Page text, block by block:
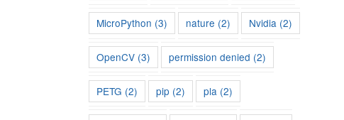
MicroPython (3) nature (2) Nvidia (2)
OpenCV (3) permission denied (2)
PETG (2) pip (2) pla (2)